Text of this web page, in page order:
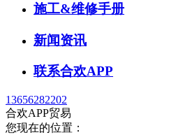
施工&维修手册
新闻资讯
联系合欢APP
13656282202
合欢APP贸易
您现在的位置：